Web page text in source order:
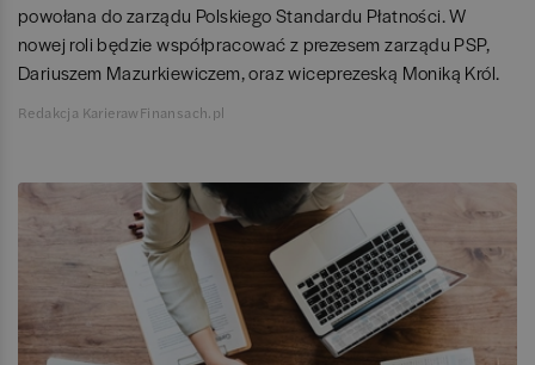
powołana do zarządu Polskiego Standardu Płatności. W
nowej roli będzie współpracować z prezesem zarządu PSP,
Dariuszem Mazurkiewiczem, oraz wiceprezeską Moniką Król.
Redakcja KarierawFinansach.pl